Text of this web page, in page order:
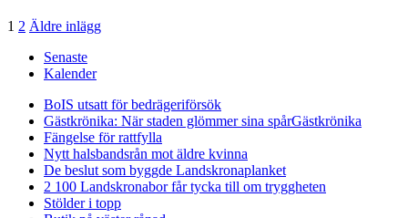
1 2 Äldre inlägg
Senaste
Kalender
BoIS utsatt för bedrägeriförsök
Gästkrönika: När staden glömmer sina spårGästkrönika
Fängelse för rattfylla
Nytt halsbandsrån mot äldre kvinna
De beslut som byggde Landskronaplanket
2 100 Landskronabor får tycka till om tryggheten
Stölder i topp